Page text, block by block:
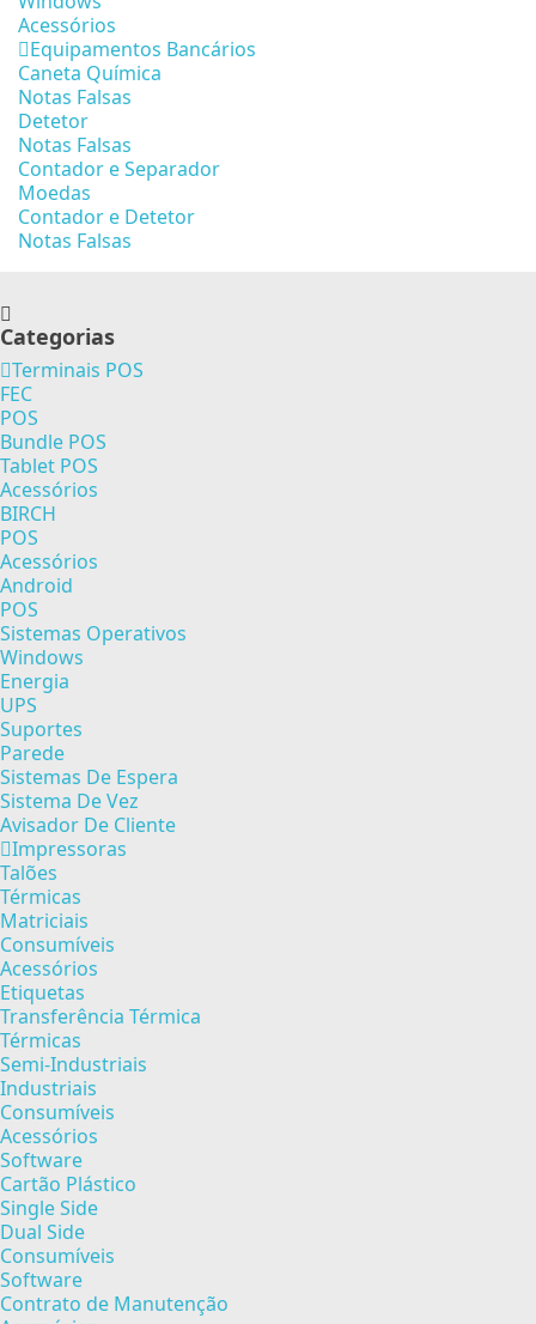
Acessórios
Equipamentos Bancários
Caneta Química
Notas Falsas
Detetor
Notas Falsas
Contador e Separador
Moedas
Contador e Detetor
Notas Falsas
Categorias
Terminais POS
FEC
POS
Bundle POS
Tablet POS
Acessórios
BIRCH
POS
Acessórios
Android
POS
Sistemas Operativos
Windows
Energia
UPS
Suportes
Parede
Sistemas De Espera
Sistema De Vez
Avisador De Cliente
Impressoras
Talões
Térmicas
Matriciais
Consumíveis
Acessórios
Etiquetas
Transferência Térmica
Térmicas
Semi-Industriais
Industriais
Consumíveis
Acessórios
Software
Cartão Plástico
Single Side
Dual Side
Consumíveis
Software
Contrato de Manutenção